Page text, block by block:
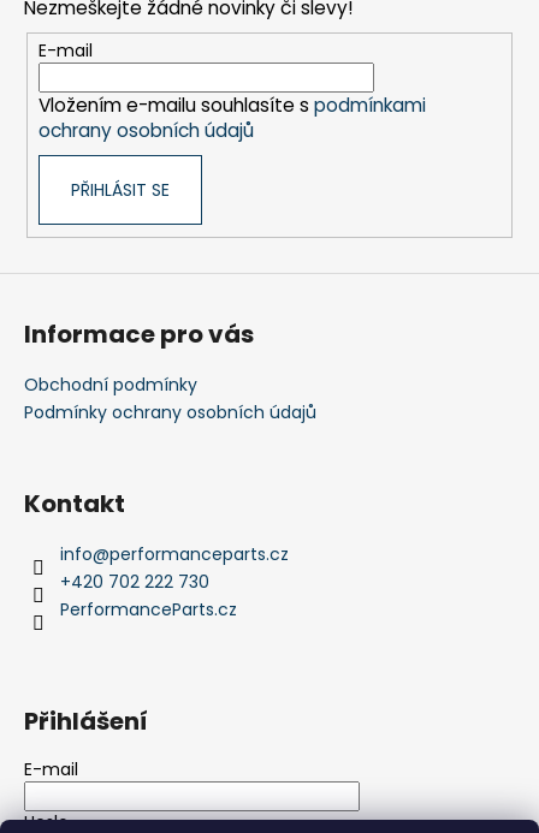
u
Nezmeškejte žádné novinky či slevy!
E-mail
Vložením e-mailu souhlasíte s podmínkami
ochrany osobních údajů
PŘIHLÁSIT SE
Informace pro vás
Obchodní podmínky
Podmínky ochrany osobních údajů
Kontakt
info@performanceparts.cz
+420 702 222 730
PerformanceParts.cz
Přihlášení
E-mail
Heslo